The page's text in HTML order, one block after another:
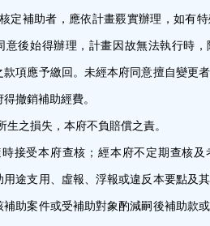
定補助者，應依計畫覈實辦理，如有
意後始得辦理，計畫因故無法執行時
款項應予繳回。未經本府同意擅自變更
撤銷補助經費。
生之損失，本府不負賠償之責。
接受本府查核；經本府不定期查核及
用途支用、虛報、浮報或違反本要點及
補助案件或受補助對象酌減嗣後補助款